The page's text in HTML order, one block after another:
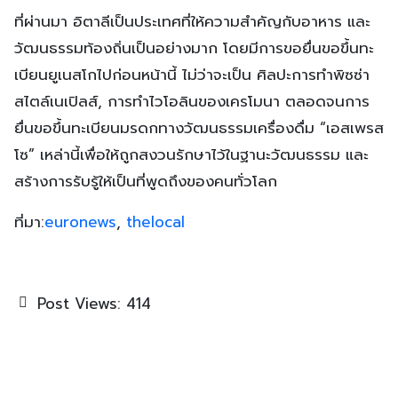
ที่ผ่านมา อิตาลีเป็นประเทศที่ให้ความสำคัญกับอาหาร และ
วัฒนธรรมท้องถิ่นเป็นอย่างมาก โดยมีการขอยื่นขอขึ้นทะ
เบียนยูเนสโกไปก่อนหน้านี้ ไม่ว่าจะเป็น ศิลปะการทำพิซซ่า
สไตล์เนเปิลส์, การทำไวโอลินของเครโมนา ตลอดจนการ
ยื่นขอขึ้นทะเบียนมรดกทางวัฒนธรรมเครื่องดื่ม “เอสเพรส
โซ” เหล่านี้เพื่อให้ถูกสงวนรักษาไว้ในฐานะวัฒนธรรม และ
สร้างการรับรู้ให้เป็นที่พูดถึงของคนทั่วโลก
ที่มา:euronews, thelocal
Post Views: 414